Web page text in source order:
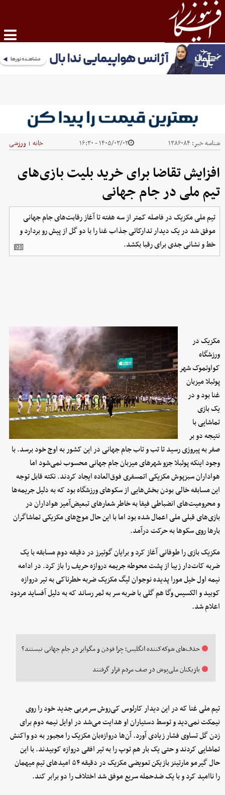
شناسه خبر: ۱۳۸۶۰۸۴ ۱۴۰۵/۰۳/۰۲ - ۱۶:۳۰ خانه | ورزشی
افزایش تقاضا برای خرید بلیت بازی‌های
تیم ملی در جام جهانی
‫تیم ملی مکزیک در فاصله کمتر از سه هفته تا آغاز رقابت‌های جام جهانی
موفق شد در یک دیدار تدارکاتی جذاب غنا را با دو گل از پیش رو بردارد و
خط و نشانی جدی برای رقبا بکشد.
مکزیک در
ورزشگاه
کواوتموک شهر
پوئبلا میزبان
غنا بود و در
یک بازی
تماشایی با
نتیجه دو بر
صفر به پیروزی رسید تا تب و تاب جام جهانی در این کشور به اوج خود برسد. با
وجود اینکه پوئبلا جزو شهرهای میزبان جام جهانی محسوب نمی‌شود اما
هواداران سبزپوش مکزیکی اتمسفری فوق‌العاده ایجاد کردند. نکته قابل توجه
این مسابقه خالی بودن بخش‌هایی از سکوهای ورزشگاه بود که به دلیل جریمه‌ها
و محرومیت‌های انضباطی فیفا به خاطر شعارهای تبعیض‌آمیز هواداران در
بازی‌های قبلی ملی اعمال شده بود اما با این حال موج‌های مکزیکی تماشاگران
بارها روی سکوها به حرکت درآمد.
‫مکزیک بازی را طوفانی آغاز کرد و برایان گوتیرز در دقیقه دوم مسابقه با یک
ضربه کات‌دار زیبا از پشت محوطه جریمه دروازه حریف را باز کرد. در ادامه
نیمه اول خیل مورا پدیده نوجوان لیگ مکزیک ضربه خطرناکی به تیر دروازه
کوبید و الکسیس وگا هم گلی با ضربه سر به ثمر رساند که به دلیل آفساید مردود
اعلام شد.
حذف‌های شوکه‌کننده انگلیس؛ چرا فودن و مگوایر در جام جهانی نیستند؟
بازیکنان ملی‌پوش در صف مردم قرار گرفتند
‫تیم ملی غنا که در این دیدار کارلوس کی‌روش سرمربی جدید خود را روی
نیمکت نمی‌دید و توسط دستیاران او هدایت می‌شد در اوایل نیمه دوم برای
زدن گل تساوی فشار زیادی آورد. آن‌ها دروازه‌بان مکزیک را مجبور به دو واکنش
تماشایی کردند و حتی یک بار هم توپ را به تیر افقی دروازه کوبیدند. با این
حال گیرمو مارتینز بازیکن تعویضی مکزیک در دقیقه ۵۴ امیدهای تیم میهمان
را ناامید کرد و با یک ضدحمله سریع موفق شد اختلاف را دو برابر کند.